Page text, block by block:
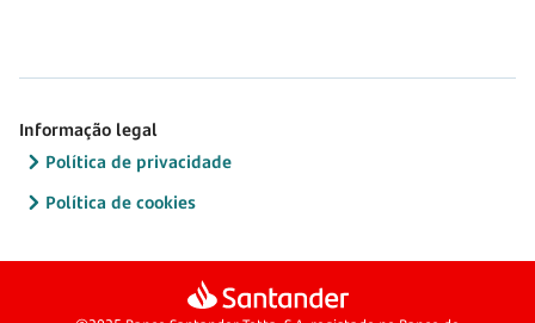
Informação legal
Política de privacidade
Política de cookies